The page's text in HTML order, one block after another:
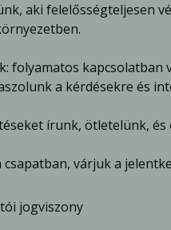
aki felelősségteljesen
folyamatos kapcsolatban
a kérdésekre és
írunk, ötletelünk, és
várjuk a
jogviszony